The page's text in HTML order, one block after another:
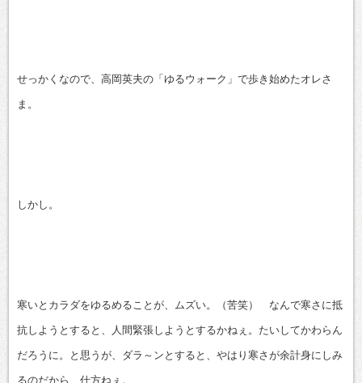
せっかくなので、高岡英夫の「ゆるウォーク」で歩き始めたオレさ
ま。
しかし。
寒いとカラダをゆるめることが、ムズい。（苦笑） なんで寒さに抵
抗しようとすると、人間緊張しようとするかねぇ。たいしてかわらん
だろうに。と思うが、ダラ～ンとすると、やはり寒さが余計身にしみ
るのだから、仕方ねぇ。